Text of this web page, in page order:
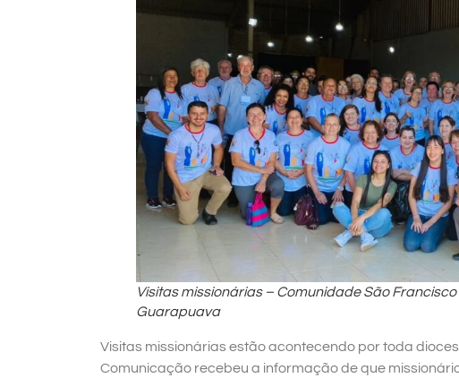
Visitas missionárias – Comunidade São
Guarapuava
Visitas missionárias estão acontecendo por toda
Comunicação recebeu a informação de que